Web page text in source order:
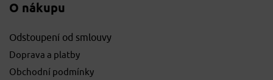
O nákupu
Odstoupení od smlouvy
Doprava a platby
Obchodní podmínky